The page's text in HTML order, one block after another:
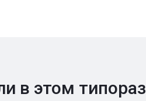
в этом